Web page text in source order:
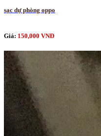
sạc dự phòng oppo
Giá: 150,000 VNĐ